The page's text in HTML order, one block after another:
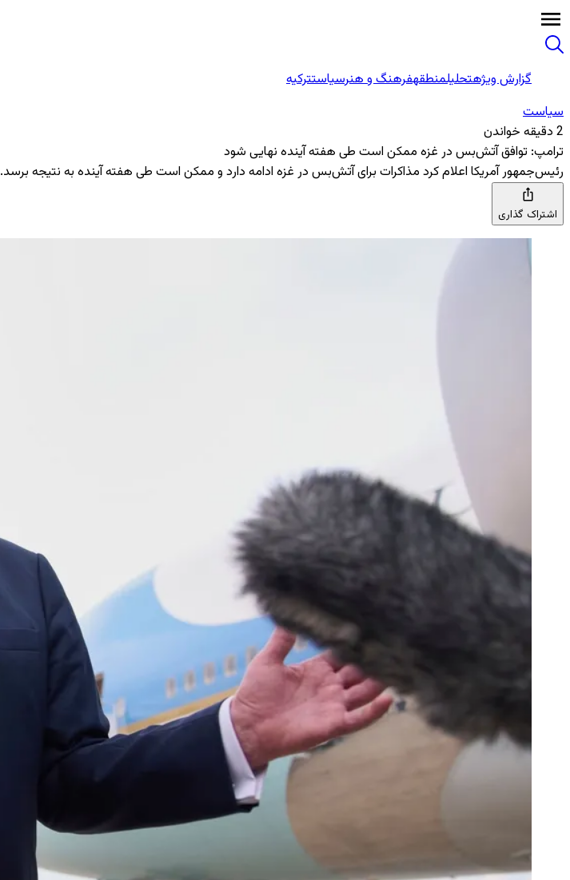
گزارش ویژهتحلیلمنطقهفرهنگ و هنرسیاستترکیه
سیاست
2 دقیقه خواندن
ترامپ: توافق آتش‌بس در غزه ممکن است طی هفته آینده نهایی شود
رئیس‌جمهور آمریکا اعلام کرد مذاکرات برای آتش‌بس در غزه ادامه دارد و ممکن است طی هفته آینده به نتیجه برسد.
اشتراک گذاری